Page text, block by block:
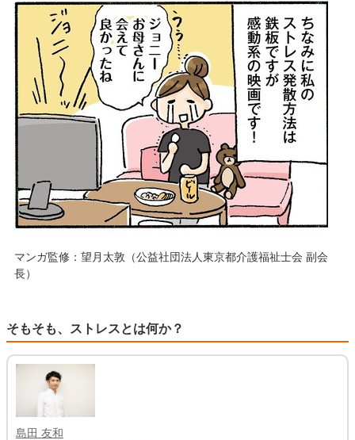
マンガ監修：望月太敦（公益社団法人東京都介護福祉士会 副会
長）
そもそも、ストレスとは何か？
島田 友和